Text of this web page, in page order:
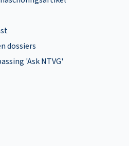
dossiers
'Ask NTVG'